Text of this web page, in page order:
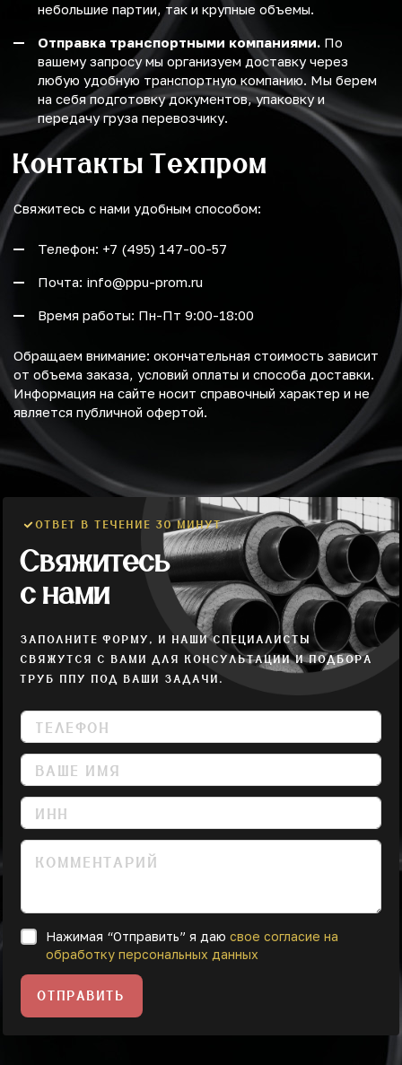
небольшие партии, так и крупные объемы.
Отправка транспортными компаниями. По
вашему запросу мы организуем доставку через
любую удобную транспортную компанию. Мы берем
на себя подготовку документов, упаковку и
передачу груза перевозчику.
Контакты Техпром
Свяжитесь с нами удобным способом:
Телефон: +7 (495) 147-00-57
Почта: info@ppu-prom.ru
Время работы: Пн-Пт 9:00-18:00
Обращаем внимание: окончательная стоимость зависит
от объема заказа, условий оплаты и способа доставки.
Информация на сайте носит справочный характер и не
является публичной офертой.
ОТВЕТ В ТЕЧЕНИЕ 30 МИНУТ
Свяжитесь
с нами
ЗАПОЛНИТЕ ФОРМУ, И НАШИ СПЕЦИАЛИСТЫ
СВЯЖУТСЯ С ВАМИ ДЛЯ КОНСУЛЬТАЦИИ И ПОДБОРА
ТРУБ ППУ ПОД ВАШИ ЗАДАЧИ.
Нажимая “Отправить” я даю свое согласие на
обработку персональных данных
ОТПРАВИТЬ